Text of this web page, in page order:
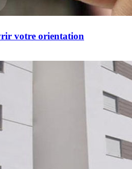
votre orientation